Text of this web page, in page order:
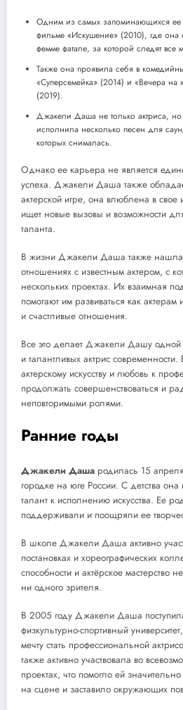
Одним из самых запоминающихся ее
фильме «Искушение» (2010), где она
фемме фатале, за которой следят все
Также она проявила себя в
«Суперсемейка» (2014) и «Вечера на
(2019).
Джакели Даша не только актриса, но
исполнила несколько песен для
которых снималась.
Однако ее карьера не является
успеха. Джакели Даша также
актерской игре, она влюблена в свое
ищет новые вызовы и возможности
таланта.
В жизни Джакели Даша также нашла
отношениях с известным актером, с
нескольких проектах. Их взаимная
помогают им развиваться как
и счастливые отношения.
Все это делает Джакели Дашу одной
и талантливых актрис
актерскому искусству и любовь к
продолжать совершенствоваться и
неповторимыми ролями.
Ранние годы
Джакели Даша родилась 15
городке на юге России. С детства
талант к исполнению искусства. Ее
поддерживали и поощряли ее
В школе Джакели Даша активно
постановках и хореографических
способности и актёрское мастерство
ни одного зрителя.
В 2005 году Джакели Даша
физкультурно-спортивный
мечту стать профессиональной
также активно участвовала во
проектах, что помогло ей
на сцене и заставило окружающих